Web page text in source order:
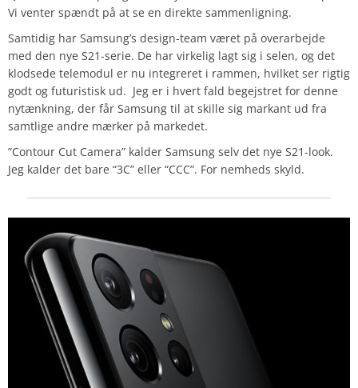
Vi venter spændt på at se en direkte sammenligning.
Samtidig har Samsung’s design-team været på overarbejde
med den nye S21-serie. De har virkelig lagt sig i selen, og det
klodsede telemodul er nu integreret i rammen, hvilket ser rigtig
godt og futuristisk ud. Jeg er i hvert fald begejstret for denne
nytænkning, der får Samsung til at skille sig markant ud fra
samtlige andre mærker på markedet.
”Contour Cut Camera” kalder Samsung selv det nye S21-look.
Jeg kalder det bare “3C” eller “CCC”. For nemheds skyld.